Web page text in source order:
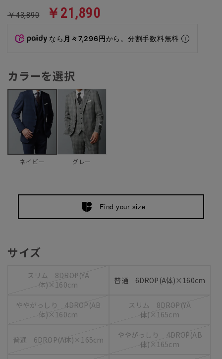
￥43,890 ￥21,890
なら 月々7,296円から。分割手数料無料
カラーを選択
ネイビー グレー
Find your size
サイズ
スリム 8DROP(YA
体)×160cm
普通 6DROP(A体)×160cm
ややがっしり 4DROP(AB
体)×160cm
スリム 8DROP(YA
体)×165cm
普通 6DROP(A体)×165cm
ややがっしり 4DROP(AB
体)×165cm